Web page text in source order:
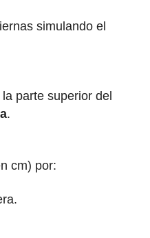
simulando el
parte superior del
.
cm) por: